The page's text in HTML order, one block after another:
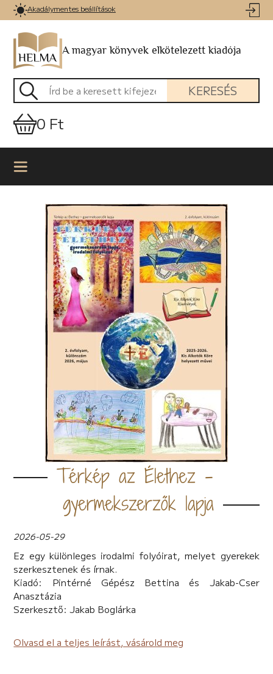
Akadálymentes beállítások
A magyar könyvek elkötelezett kiadója
KERESÉS
0 Ft
Térkép az Élethez -
gyermekszerzők lapja
2026-05-29
Ez egy különleges irodalmi folyóirat, melyet gyerekek
szerkesztenek és írnak.
Kiadó: Pintérné Gépész Bettina és Jakab-Cser
Anasztázia
Szerkesztő: Jakab Boglárka
Olvasd el a teljes leírást, vásárold meg